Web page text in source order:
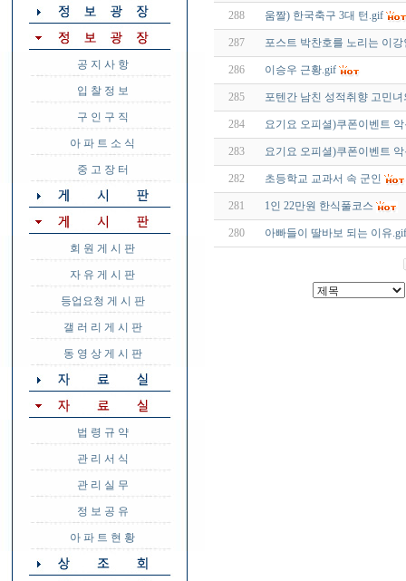
공 지 사 항
입 찰 정 보
구 인 구 직
아 파 트 소 식
중 고 장 터
회 원 게 시 판
자 유 게 시 판
등업요청 게 시 판
갤 러 리 게 시 판
동 영 상 게 시 판
법 령 규 약
관 리 서 식
관 리 실 무
정 보 공 유
아 파 트 현 황
288 움짤) 한국축구 3대 턴.gif
287 포스트 박찬호를 노리는 이
286 이승우 근황.gif
285 포텐간 남친 성적취향 고민녀
284 요기요 오피셜)쿠폰이벤트
283 요기요 오피셜)쿠폰이벤트
282 초등학교 교과서 속 군인
281 1인 22만원 한식풀코스
280 아빠들이 딸바보 되는 이유.gif